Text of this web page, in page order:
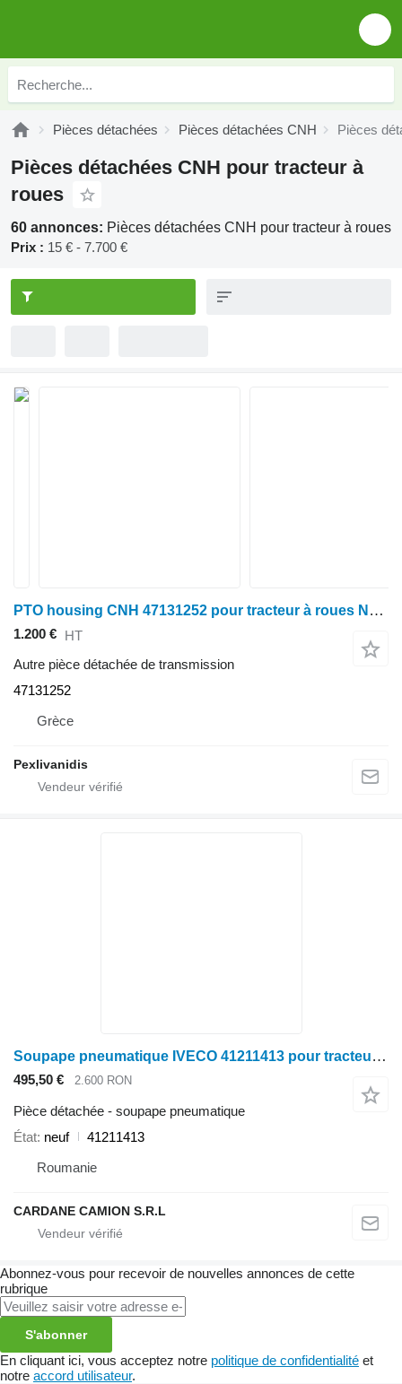
Pièces détachées Pièces détachées CNH Pièces
Pièces détachées CNH pour tracteur à
roues
60 annonces: Pièces détachées CNH pour tracteur à roues
Prix : 15 € - 7.700 €
PTO housing CNH 47131252 pour tracteur à roues New Holland T6.165
1.200 € HT
Autre pièce détachée de transmission
47131252
Grèce
Pexlivanidis
Soupape pneumatique IVECO 41211413 pour tracteur à roues CNH IVECO
495,50 € 2.600 RON
Pièce détachée - soupape pneumatique
État neuf
41211413
Roumanie
CARDANE CAMION S.R.L
Abonnez-vous pour recevoir de nouvelles annonces de cette
rubrique
S'abonner
En cliquant ici, vous acceptez notre politique de confidentialité et
notre accord utilisateur.